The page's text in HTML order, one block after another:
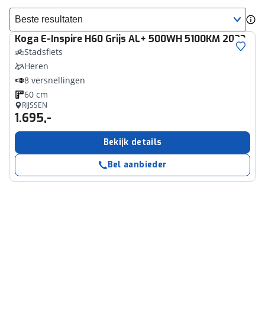
Sorteer resultaten
Koga E-Inspire H60 Grijs AL+ 500WH 5100KM 2023
Stadsfiets
Heren
8 versnellingen
60 cm
RIJSSEN
1.695,-
Bekijk details
Bel aanbieder